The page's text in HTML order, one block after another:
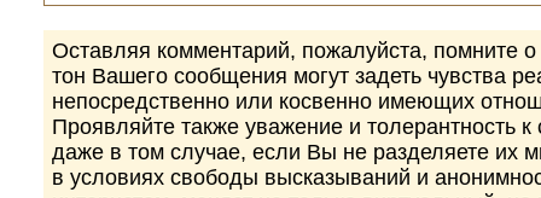
Оставляя комментарий, пожалуйста, помните
тон Вашего сообщения могут задеть чувства
непосредственно или косвенно имеющих
Проявляйте также уважение и толерантность
даже в том случае, если Вы не разделяете их
в условиях свободы высказываний и